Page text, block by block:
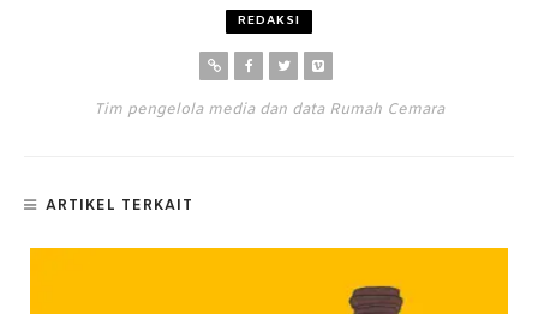
REDAKSI
Tim pengelola media dan data Rumah Cemara
ARTIKEL TERKAIT